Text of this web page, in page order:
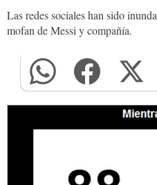
Las redes sociales han sido
mofan de Messi y compañía.